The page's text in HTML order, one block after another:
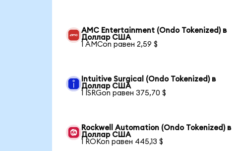
AMC Entertainment (Ondo Tokenized) в
Доллар США
1 AMCon равен 2,59 $
Intuitive Surgical (Ondo Tokenized) в
Доллар США
1 ISRGon равен 375,70 $
Rockwell Automation (Ondo Tokenized) в
Доллар США
1 ROKon равен 445,13 $